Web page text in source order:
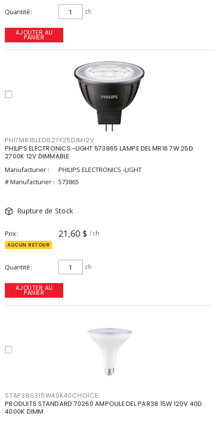
Quantité ch
AJOUTER AU
PANIER
PHI7MR16LED827F25DIM12V
PHILIPS ELECTRONICS -LIGHT 573865 LAMPE DEL MR16 7W 25D
2700K 12V DIMMABLE
Manufacturier :
PHILIPS ELECTRONICS -LIGHT
# Manufacturier : 573865
Rupture de Stock
Prix 21,60 $ / ch
AUCUN RETOUR
Quantité ch
AJOUTER AU
PANIER
STAP38S315W40K40CHOICE
PRODUITS STANDARD 70260 AMPOULE DEL PAR38 15W 120V 40D
4000K DIMM